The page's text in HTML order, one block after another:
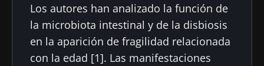
Prof Markku Voutilainen
Los autores han analizado la función de
la microbiota intestinal y de la disbiosis
en la aparición de fragilidad relacionada
con la edad [1]. Las manifestaciones